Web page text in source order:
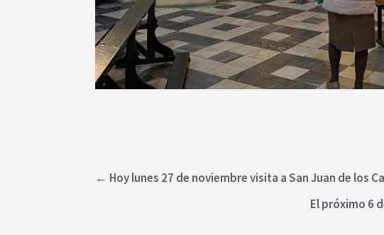
← Hoy lunes 27 de noviembre visita a San Juan de los
El próximo 6